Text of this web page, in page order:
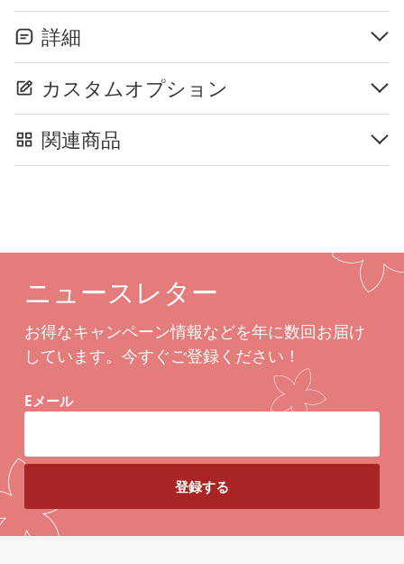
詳細
カスタムオプション
関連商品
ニュースレター
お得なキャンペーン情報などを年に数回お届け
しています。今すぐご登録ください！
Eメール